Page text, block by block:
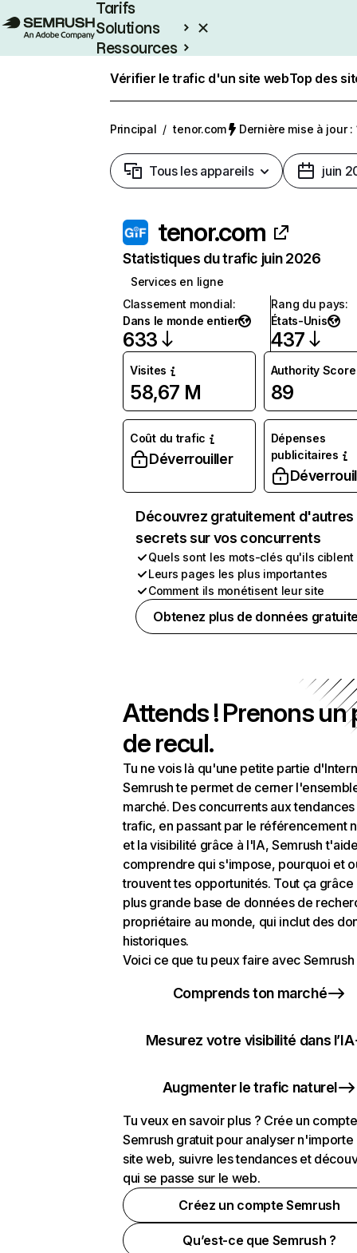
Tarifs
Solutions
Ressources
Vérifier le trafic d'un site webTop des
Principal / tenor.com Dernière mise à jour
Tous les appareils juin
tenor.com
Statistiques du trafic juin 2026
Services en ligne
Classement mondial:
Dans le monde entier
633
Rang du pays:
États-Unis
437
Visites
58,67 M
Authority Score
89
Coût du trafic
Déverrouiller
Dépenses
publicitaires
Découvrez gratuitement d'autres
secrets sur vos concurrents
Quels sont les mots-clés qu'ils ciblent
Leurs pages les plus importantes
Comment ils monétisent leur site
Obtenez plus de données
Attends ! Prenons un
de recul.
Tu ne vois là qu'une petite partie
Semrush te permet de cerner
marché. Des concurrents aux
trafic, en passant par le référencement
et la visibilité grâce à l'IA, Semrush
comprendre qui s'impose, pourquoi et
trouvent tes opportunités. Tout ça grâce
plus grande base de données de
propriétaire au monde, qui inclut des
historiques.
Voici ce que tu peux faire avec Semrush
Comprends ton marché
Mesurez votre visibilité dans l’IA
Augmenter le trafic naturel
Tu veux en savoir plus ? Crée un compte
Semrush gratuit pour analyser n'importe
site web, suivre les tendances et
qui se passe sur le web.
Créez un compte Semrush
Qu’est-ce que Semrush ?